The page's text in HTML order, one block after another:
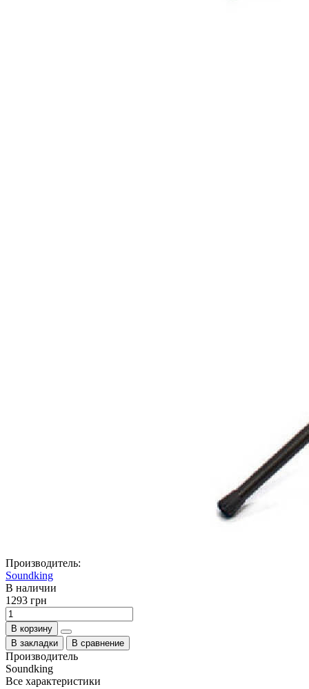
Производитель:
Soundking
В наличии
1293 грн
В корзину
В закладки
В сравнение
Производитель
Soundking
Все характеристики